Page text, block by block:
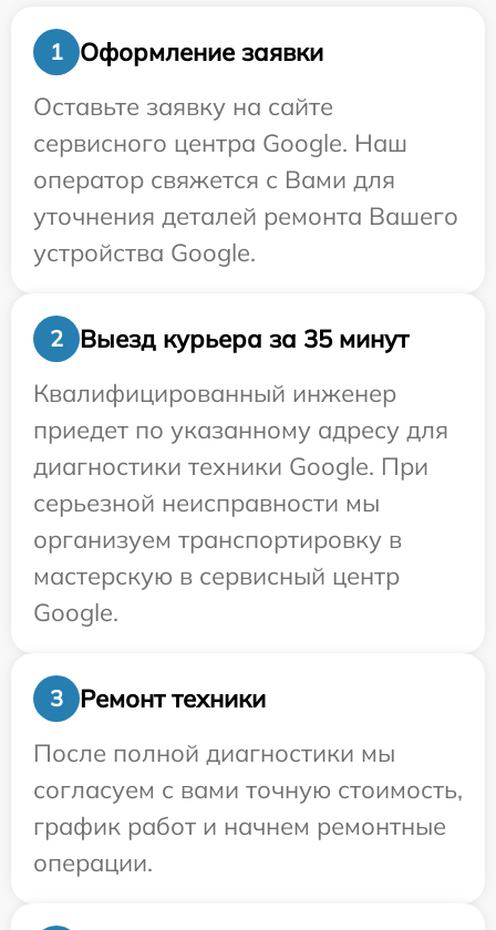
1
Оформление заявки
Оставьте заявку на сайте
сервисного центра Google. Наш
оператор свяжется с Вами для
уточнения деталей ремонта Вашего
устройства Google.
2
Выезд курьера за 35 минут
Квалифицированный инженер
приедет по указанному адресу для
диагностики техники Google. При
серьезной неисправности мы
организуем транспортировку в
мастерскую в сервисный центр
Google.
3
Ремонт техники
После полной диагностики мы
согласуем с вами точную стоимость,
график работ и начнем ремонтные
операции.